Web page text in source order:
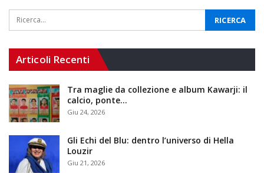
Articoli Recenti
Tra maglie da collezione e album Kawarji: il
calcio, ponte…
Giu 24, 2026
Gli Echi del Blu: dentro l’universo di Hella
Louzir
Giu 21, 2026